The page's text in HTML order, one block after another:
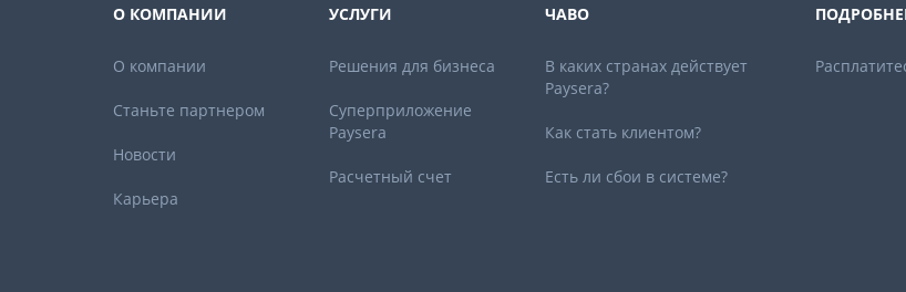
О КОМПАНИИ
О компании
Станьте партнером
Новости
Карьера
УСЛУГИ
Решения для бизнеса
Суперприложение
Paysera
Расчетный счет
ЧАВО
В каких странах действует
Paysera?
Как стать клиентом?
Есть ли сбои в системе?